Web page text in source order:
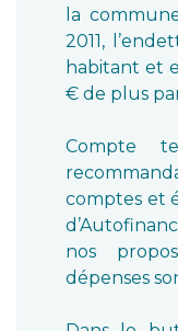
la
2011,
habitant et
€ de plus
Compte
comptes et
nos
dépenses